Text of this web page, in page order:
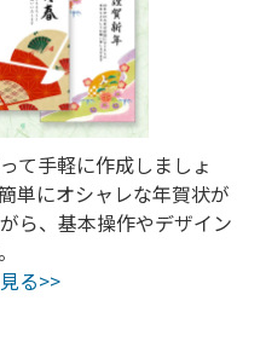
て手軽に作成しましょ
単にオシャレな年賀状が
ら、基本操作やデザイン
る>>